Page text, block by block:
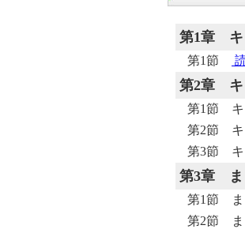
第1章
第1節
第2章
第1節 キ
第2節 キ
第3節 キ
第3章
第1節 ま
第2節 ま